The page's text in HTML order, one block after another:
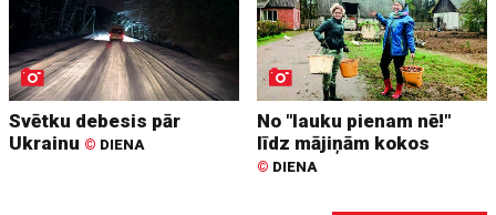
Svētku debesis pār
Ukrainu © DIENA
No "lauku pienam nē!"
līdz mājiņām kokos
© DIENA